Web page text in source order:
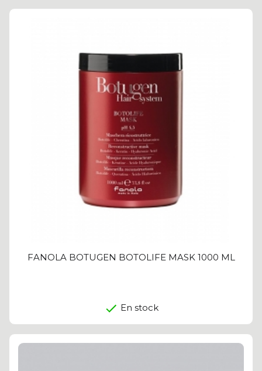
FANOLA BOTUGEN BOTOLIFE MASK 1000 ML
En stock